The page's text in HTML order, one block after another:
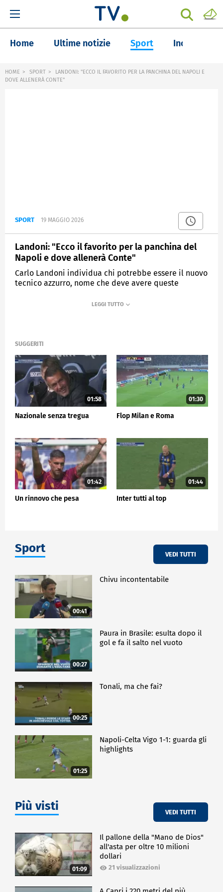
Home Ultime notizie Sport Inchieste
HOME SPORT
LANDONI: "ECCO IL FAVORITO PER LA PANCHINA DEL NAPOLI E
DOVE ALLENERÀ CONTE"
SPORT 19 MAGGIO 2026
Landoni: "Ecco il favorito per la panchina del
Napoli e dove allenerà Conte"
Carlo Landoni individua chi potrebbe essere il nuovo
tecnico azzurro, nome che deve avere queste
gioco, allineato con la filosofia del club e con
MEDIASET
SUGGERITI
01:58
Nazionale senza tregua
01:30
Flop Milan e Roma
01:42
Un rinnovo che pesa
01:44
Inter tutti al top
Sport VEDI TUTTI
00:41
Chivu incontentabile
00:27
Paura in Brasile: esulta dopo il
gol e fa il salto nel vuoto
00:25
Tonali, ma che fai?
01:25
Napoli-Celta Vigo 1-1: guarda gli
highlights
Più visti VEDI TUTTI
01:09
Il pallone della "Mano de Dios"
all'asta per oltre 10 milioni
dollari
21 visualizzazioni